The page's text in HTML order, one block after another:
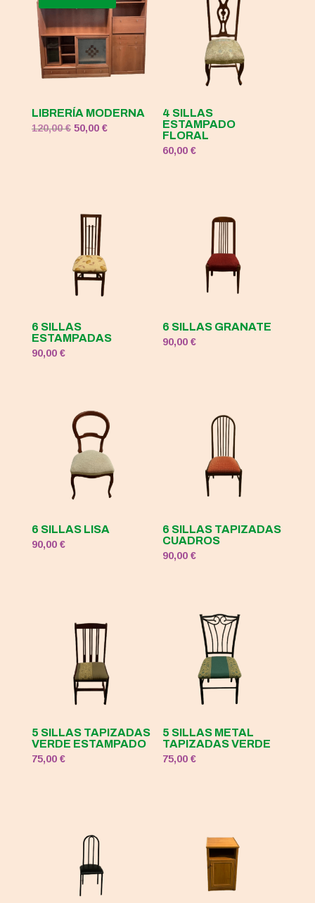
120,00 €.50,00 €.
LIBRERÍA MODERNA
120,00€ El
50,00 €El
4 SILLAS
ESTAMPADO
FLORAL
60,00€
6 SILLAS
ESTAMPADAS
90,00 €
6 SILLAS GRANATE
90,00€
6 SILLAS LISA
90,00 €
6 SILLAS TAPIZADAS
CUADROS
90,00€
5 SILLAS TAPIZADAS
VERDE ESTAMPADO
75,00 €
5 SILLAS METAL
TAPIZADAS VERDE
75,00€